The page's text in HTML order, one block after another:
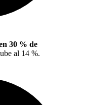
30 % de
al 14 %.